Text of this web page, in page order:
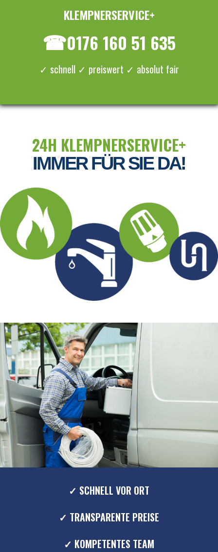
KLEMPNERSERVICE+
☎0176 160 51 635
✓ schnell ✓ preiswert ✓ absolut fair
24H KLEMPNERSERVICE+
IMMER FÜR SIE DA!
✓ SCHNELL VOR ORT
✓ TRANSPARENTE PREISE
✓ KOMPETENTES TEAM